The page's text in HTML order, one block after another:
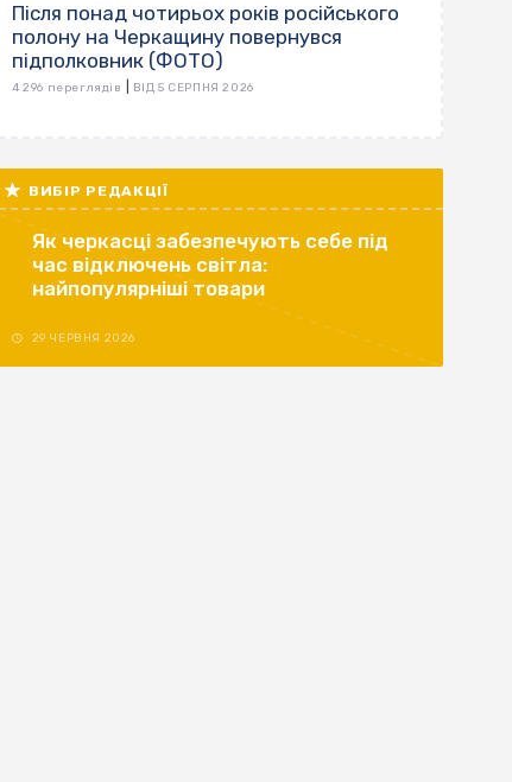
Після понад чотирьох років російського
полону на Черкащину повернувся
підполковник (ФОТО)
4 296 переглядів ВІД 5 СЕРПНЯ 2026
ВИБІР РЕДАКЦІЇ
Як черкасці забезпечують себе під
час відключень світла:
найпопулярніші товари
29 ЧЕРВНЯ 2026